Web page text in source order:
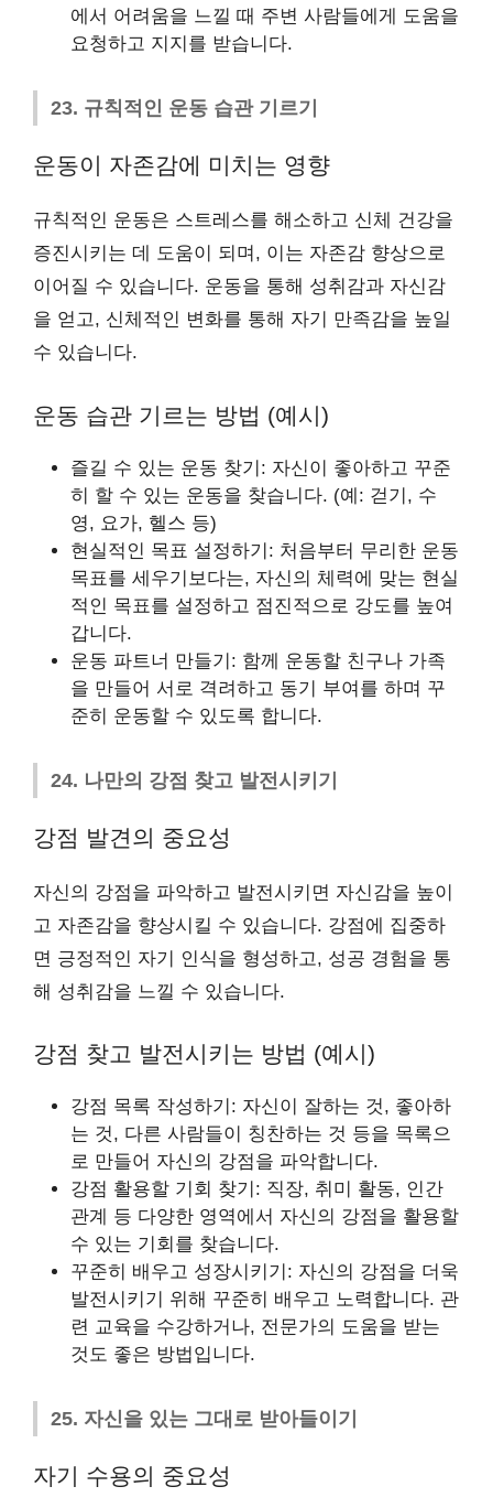
에서 어려움을 느낄 때 주변 사람들에게 도움을
요청하고 지지를 받습니다.
23. 규칙적인 운동 습관 기르기
운동이 자존감에 미치는 영향
규칙적인 운동은 스트레스를 해소하고 신체 건강을
증진시키는 데 도움이 되며, 이는 자존감 향상으로
이어질 수 있습니다. 운동을 통해 성취감과 자신감
을 얻고, 신체적인 변화를 통해 자기 만족감을 높일
수 있습니다.
운동 습관 기르는 방법 (예시)
즐길 수 있는 운동 찾기: 자신이 좋아하고 꾸준
히 할 수 있는 운동을 찾습니다. (예: 걷기, 수
영, 요가, 헬스 등)
현실적인 목표 설정하기: 처음부터 무리한 운동
목표를 세우기보다는, 자신의 체력에 맞는 현실
적인 목표를 설정하고 점진적으로 강도를 높여
갑니다.
운동 파트너 만들기: 함께 운동할 친구나 가족
을 만들어 서로 격려하고 동기 부여를 하며 꾸
준히 운동할 수 있도록 합니다.
24. 나만의 강점 찾고 발전시키기
강점 발견의 중요성
자신의 강점을 파악하고 발전시키면 자신감을 높이
고 자존감을 향상시킬 수 있습니다. 강점에 집중하
면 긍정적인 자기 인식을 형성하고, 성공 경험을 통
해 성취감을 느낄 수 있습니다.
강점 찾고 발전시키는 방법 (예시)
강점 목록 작성하기: 자신이 잘하는 것, 좋아하
는 것, 다른 사람들이 칭찬하는 것 등을 목록으
로 만들어 자신의 강점을 파악합니다.
강점 활용할 기회 찾기: 직장, 취미 활동, 인간
관계 등 다양한 영역에서 자신의 강점을 활용할
수 있는 기회를 찾습니다.
꾸준히 배우고 성장시키기: 자신의 강점을 더욱
발전시키기 위해 꾸준히 배우고 노력합니다. 관
련 교육을 수강하거나, 전문가의 도움을 받는
것도 좋은 방법입니다.
25. 자신을 있는 그대로 받아들이기
자기 수용의 중요성